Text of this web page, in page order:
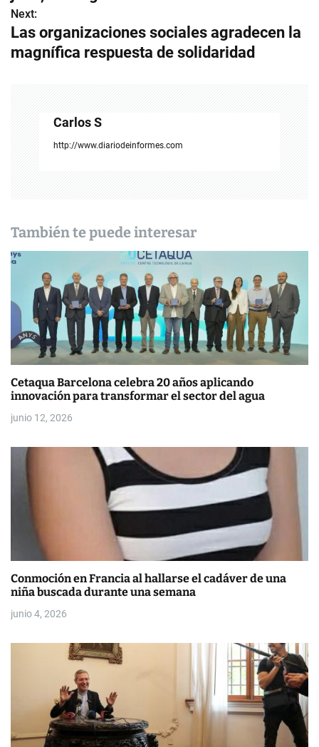
v
e
d
e
n
t
r
a
d
a
Next:
Las organizaciones sociales agradecen la
magnífica respuesta de solidaridad
Carlos S
http://www.diariodeinformes.com
También te puede interesar
Cetaqua Barcelona celebra 20 años aplicando
innovación para transformar el sector del agua
junio 12, 2026
Conmoción en Francia al hallarse el cadáver de una
niña buscada durante una semana
junio 4, 2026